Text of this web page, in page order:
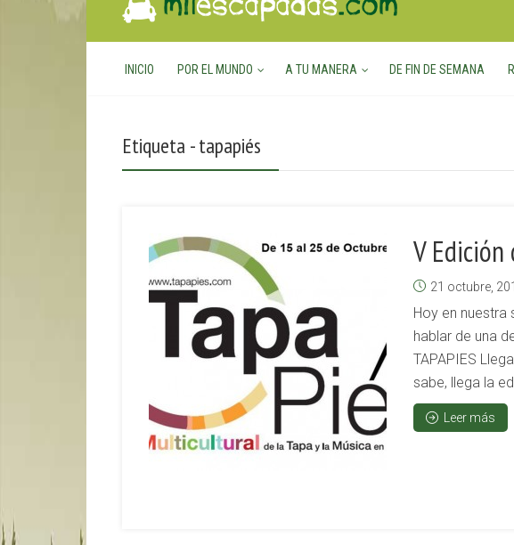
INICIO POR EL MUNDO A TU MANERA DE FIN DE SEMANA
Etiqueta - tapapiés
V Edición
21 octubre,
Hoy en
hablar de una
TAPAPIES
sabe, llega la
Leer más